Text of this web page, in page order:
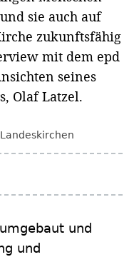
sie auch auf
zukunftsfähig
mit dem epd
seines
Olaf Latzel.
Landeskirchen
und
und